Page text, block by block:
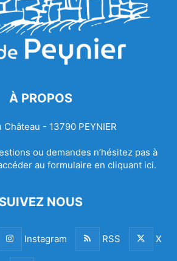
À PROPOS
Château - 13790 PEYNIER
ou demandes n’hésitez pas à
au formulaire en cliquant ici.
SUIVEZ NOUS
Instagram RSS X